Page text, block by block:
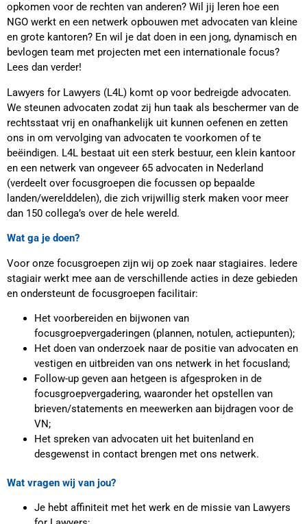
opkomen voor de rechten van anderen? Wil jij leren hoe een
NGO werkt en een netwerk opbouwen met advocaten van kleine
en grote kantoren? En wil je dat doen in een jong, dynamisch en
bevlogen team met projecten met een internationale focus?
Lees dan verder!
Lawyers for Lawyers (L4L) komt op voor bedreigde advocaten.
We steunen advocaten zodat zij hun taak als beschermer van de
rechtsstaat vrij en onafhankelijk uit kunnen oefenen en zetten
ons in om vervolging van advocaten te voorkomen of te
beëindigen. L4L bestaat uit een sterk bestuur, een klein kantoor
en een netwerk van ongeveer 65 advocaten in Nederland
(verdeelt over focusgroepen die focussen op bepaalde
landen/werelddelen), die zich vrijwillig sterk maken voor meer
dan 150 collega’s over de hele wereld.
Wat ga je doen?
Voor onze focusgroepen zijn wij op zoek naar stagiaires. Iedere
stagiair werkt mee aan de verschillende acties in deze gebieden
en ondersteunt de focusgroepen facilitair:
Het voorbereiden en bijwonen van
focusgroepvergaderingen (plannen, notulen, actiepunten);
Het doen van onderzoek naar de positie van advocaten en
vestigen en uitbreiden van ons netwerk in het focusland;
Follow-up geven aan hetgeen is afgesproken in de
focusgroepvergadering, waaronder het opstellen van
brieven/statements en meewerken aan bijdragen voor de
VN;
Het spreken van advocaten uit het buitenland en
desgewenst in contact brengen met ons netwerk.
Wat vragen wij van jou?
Je hebt affiniteit met het werk en de missie van Lawyers